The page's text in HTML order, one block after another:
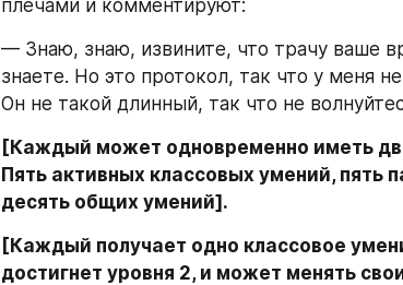
плечами и комментируют:
— Знаю, знаю, извините, что трачу ваше
знаете. Но это протокол, так что у меня
Он не такой длинный, так что не
[Каждый может одновременно иметь
Пять активных классовых умений, пять
десять общих умений].
[Каждый получает одно классовое
достигнет уровня 2, и может менять